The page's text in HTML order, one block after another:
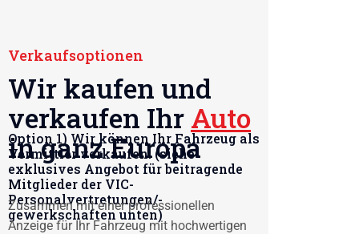
Verkaufsoptionen
Wir kaufen und
verkaufen Ihr Auto
in ganz Europa
Option 1) Wir können Ihr Fahrzeug als
Vermittler verkaufen: (siehe
exklusives Angebot für beitragende
Mitglieder der VIC-
Personalvertretungen/-
gewerkschaften unten)
Zusammen mit einer professionellen
Anzeige für Ihr Fahrzeug mit hochwertigen